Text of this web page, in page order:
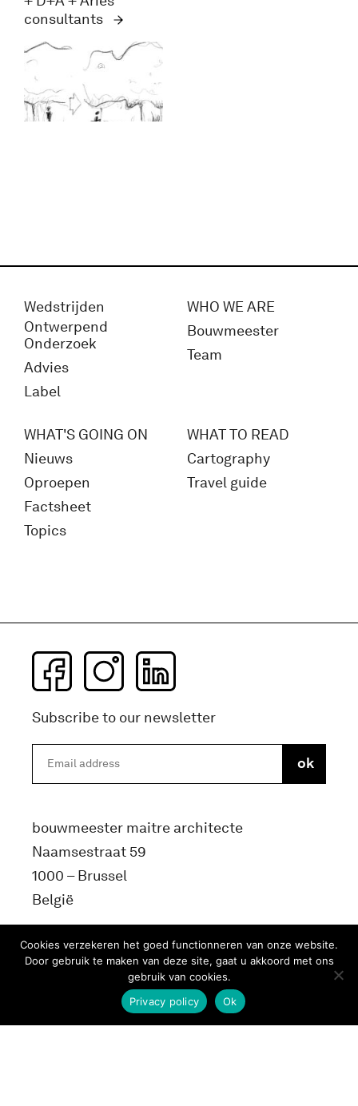
consultants
Wedstrijden
Ontwerpend
Onderzoek
Advies
Label
WHO WE ARE
Bouwmeester
Team
WHAT'S GOING ON
Nieuws
Oproepen
Factsheet
Topics
WHAT TO READ
Cartography
Travel guide
Subscribe to our newsletter
bouwmeester maitre architecte
Naamsestraat 59
1000 – Brussel
België
info@bma.brussels
Cookies verzekeren het goed functionneren van onze website.
Door gebruik te maken van deze site, gaat u akkoord met ons
gebruik van cookies.
Ok
Privacy policy